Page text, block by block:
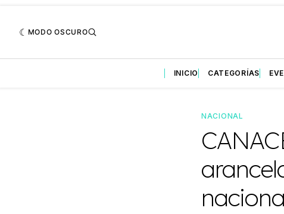
MODO OSCURO
INICIO CATEGORÍAS
NACIONAL